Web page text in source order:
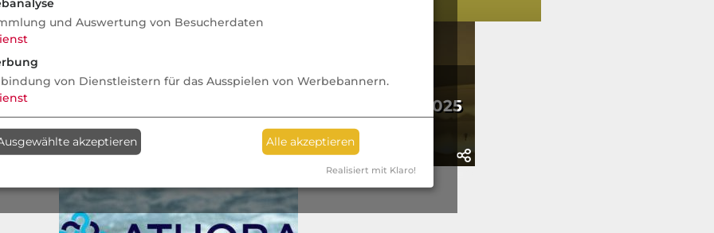
KI als
Fonds Finanz legt
Geschäftszahlen für 2025
vor
Vermittler
und Auswertung von Besucherdaten
von Dienstleistern für das Ausspielen von Werbebannern.
akzeptieren Alle akzeptieren
Realisiert mit Klaro!